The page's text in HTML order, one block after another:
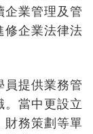
企業管理及管
修企業法律法
員提供業務管
。當中更設立
財務策劃等單